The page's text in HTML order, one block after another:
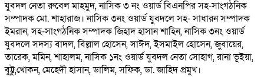
যুবদল নেতা রুবেল মাহমুদ, নাসিক ৩ নং ওয়ার্ড বিএনপির সহ-সাংগঠনিক
সম্পাদক মো. শাহারাজ। নাসিক ৩নং ওয়ার্ড যুবদলে সহ- সাধারন সম্পাদক
ইমরান, সহ-সাংগঠনিক সম্পাদক জিহাদ হাসান শাহিন, নাসিক ৩নং ওয়ার্ড
যুবদলে সদস্য বাদল, বিল্লাল হোসেন, সাঈদ, ইসমাইল হোসেন, জুবায়ের,
তারেক, মমিন, শাহালম, নাসিক ১নং ওয়ার্ড যুবদল নেতা সোহাগ, রানা ভূইয়া,
বুট্টু,খোকন, মেহেদী হাসান, ডালিম, সফিক, ডা. জাহিদ প্রমুখ।